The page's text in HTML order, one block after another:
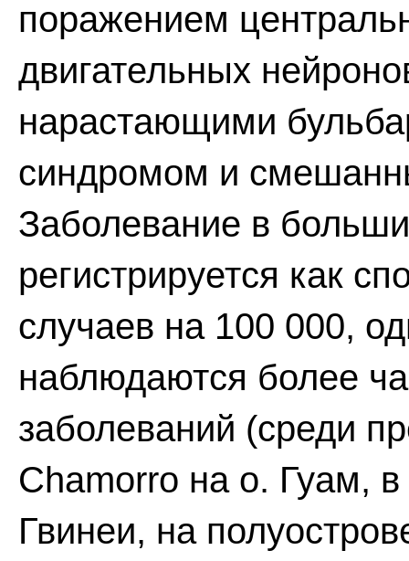
поражением
двигательных
нарастающими
синдромом и
Заболевание в
регистрируется как
случаев на 100 000,
наблюдаются более
заболеваний (среди
Chamorro на о. Гуам,
Гвинеи, на